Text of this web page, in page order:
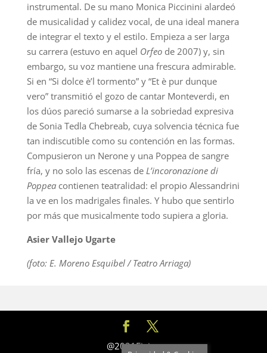
instrumental. De su mano Monica Piccinini alardeó
de musicalidad y calidez vocal, de una ideal manera
de integrar el texto y el estilo. Empieza a ser larga
su carrera (estuvo en aquel Orfeode 2007) y, sin
embargo, su voz mantiene una frescura admirable.
Si en “Si dolce è’l tormento” y “Et è pur dunque
vero” transmitió el gozo de cantar Monteverdi, en
los dúos pareció sumarse a la sobriedad expresiva
de Sonia Tedla Chebreab, cuya solvencia técnica fue
tan indiscutible como su contención en las formas.
Compusieron un Nerone y una Poppea de sangre
fría, y no solo las escenas de L’incoronazione di
Poppea contienen teatralidad: el propio Alessandrini
la ve en los madrigales finales. Y hubo que sentirlo
por más que musicalmente todo supiera a gloria.
Asier Vallejo Ugarte
(foto: E. Moreno Esquibel / Teatro Arriaga)
@2021Fixius